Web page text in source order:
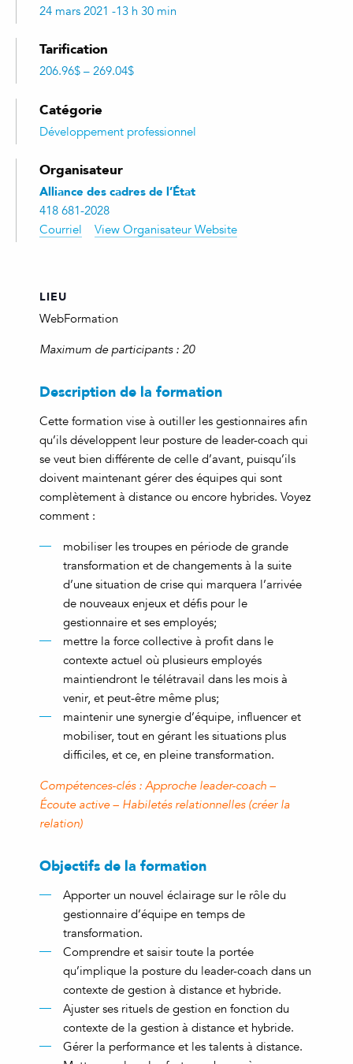
24 mars 2021 -13 h 30 min
Tarification
206.96$ – 269.04$
Catégorie
Développement professionnel
Organisateur
Alliance des cadres de l’État
418 681-2028
Courriel
View Organisateur Website
LIEU
WebFormation
Maximum de participants : 20
Description de la formation
Cette formation vise à outiller les gestionnaires afin
qu’ils développent leur posture de leader-coach qui
se veut bien différente de celle d’avant, puisqu’ils
doivent maintenant gérer des équipes qui sont
complètement à distance ou encore hybrides. Voyez
comment :
mobiliser les troupes en période de grande
transformation et de changements à la suite
d’une situation de crise qui marquera l’arrivée
de nouveaux enjeux et défis pour le
gestionnaire et ses employés;
mettre la force collective à profit dans le
contexte actuel où plusieurs employés
maintiendront le télétravail dans les mois à
venir, et peut-être même plus;
maintenir une synergie d’équipe, influencer et
mobiliser, tout en gérant les situations plus
difficiles, et ce, en pleine transformation.
Compétences-clés : Approche leader-coach –
Écoute active – Habiletés relationnelles (créer la
relation)
Objectifs de la formation
Apporter un nouvel éclairage sur le rôle du
gestionnaire d’équipe en temps de
transformation.
Comprendre et saisir toute la portée
qu’implique la posture du leader-coach dans un
contexte de gestion à distance et hybride.
Ajuster ses rituels de gestion en fonction du
contexte de la gestion à distance et hybride.
Gérer la performance et les talents à distance.